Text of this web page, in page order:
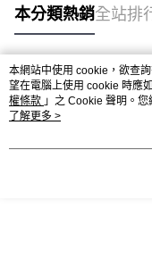
本分類熱銷全站排
熱門標籤
本網站中使用 cookie，欲查
望在電腦上使用 cookie 時應
權條款 」之 Cookie 聲明。
用條款之 Cookie 聲明使用
了解更多 >